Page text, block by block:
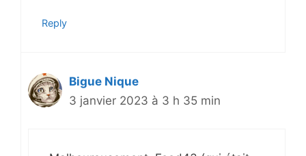
Reply
Bigue Nique
3 janvier 2023 à 3 h 35 min